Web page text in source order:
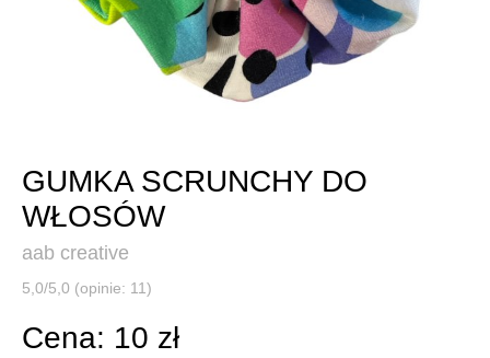
GUMKA SCRUNCHY DO
WŁOSÓW
aab creative
5,0/5,0 (opinie: 11)
Cena: 10 zł